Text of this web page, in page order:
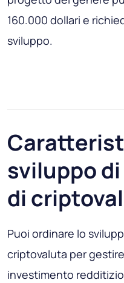
160.000 dollari e
sviluppo.
sviluppo
di
Puoi ordinare lo
criptovaluta per
investimento